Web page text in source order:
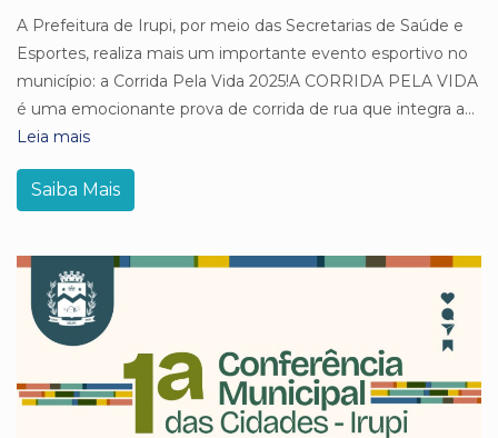
A Prefeitura de Irupi, por meio das Secretarias de Saúde e
Esportes, realiza mais um importante evento esportivo no
município: a Corrida Pela Vida 2025!A CORRIDA PELA VIDA
é uma emocionante prova de corrida de rua que integra a...
Leia mais
Saiba Mais